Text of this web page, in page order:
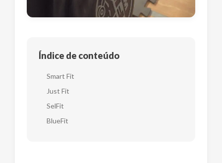
Índice de conteúdo
Smart Fit
Just Fit
SelFit
BlueFit